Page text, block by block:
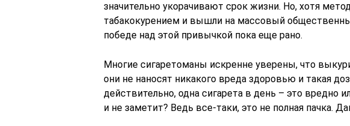
значительно укорачивают срок жизни. Но, хотя
табакокурением и вышли на массовый
победе над этой привычкой пока еще рано.
Многие сигаретоманы искренне уверены, что
они не наносят никакого вреда здоровью и такая
действительно, одна сигарета в день – это вредно
и не заметит? Ведь все-таки, это не полная пачка.